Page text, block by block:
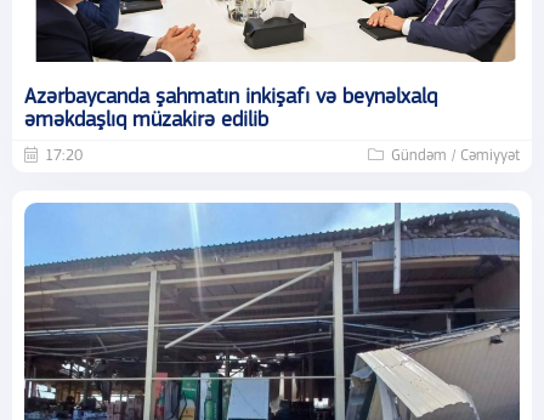
Azərbaycanda şahmatın inkişafı və beynəlxalq
əməkdaşlıq müzakirə edilib
17:20 Gündəm / Cəmiyyət